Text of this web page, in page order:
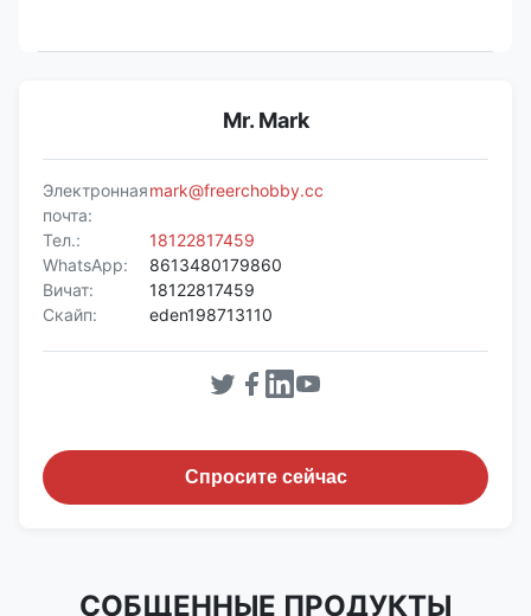
Mr. Mark
Электронная
почта:
mark@freerchobby.cc
Тел.:
18122817459
WhatsApp:
8613480179860
Вичат:
18122817459
Скайп:
eden198713110
Спросите сейчас
СОБЩЕННЫЕ ПРОДУКТЫ